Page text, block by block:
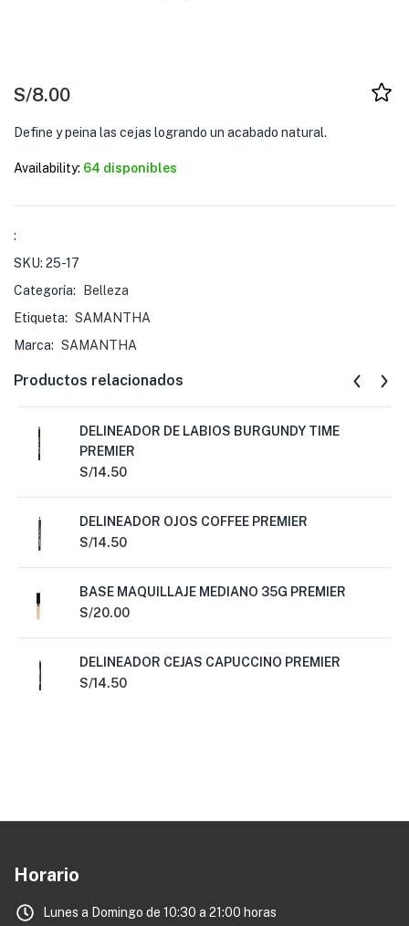
S/8.00
Define y peina las cejas logrando un acabado natural.
Availability: 64 disponibles
:
SKU: 25-17
Categoría:
Belleza
Etiqueta: SAMANTHA
Marca: SAMANTHA
Productos relacionados
DELINEADOR DE LABIOS BURGUNDY TIME
PREMIER
S/14.50
DELINEADOR OJOS COFFEE PREMIER
S/14.50
BASE MAQUILLAJE MEDIANO 35G PREMIER
S/20.00
DELINEADOR CEJAS CAPUCCINO PREMIER
S/14.50
Horario
Lunes a Domingo de 10:30 a 21:00 horas